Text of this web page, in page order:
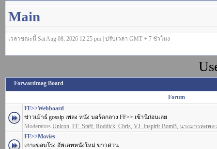
Main
เวลาขณะนี้ Sat Aug 08, 2026 12:25 pm | ปรับเวลา GMT + 7 ชั่วโมง
Forwardmag Board
Forum
FF>>Webboard
ข่าวเม้าธ์ gossip เพลง หนัง บอร์ดกลาง FF>> เข้านี่ก่อนเลย
Moderators Unicon, FF_Staff, Roddick, Chris, VJ, Inspirit-BomB, นางมารหอหล
FF>>Movies
เกาะขอบโรง อัพเดทหนังใหม่ ข่าวด่วน